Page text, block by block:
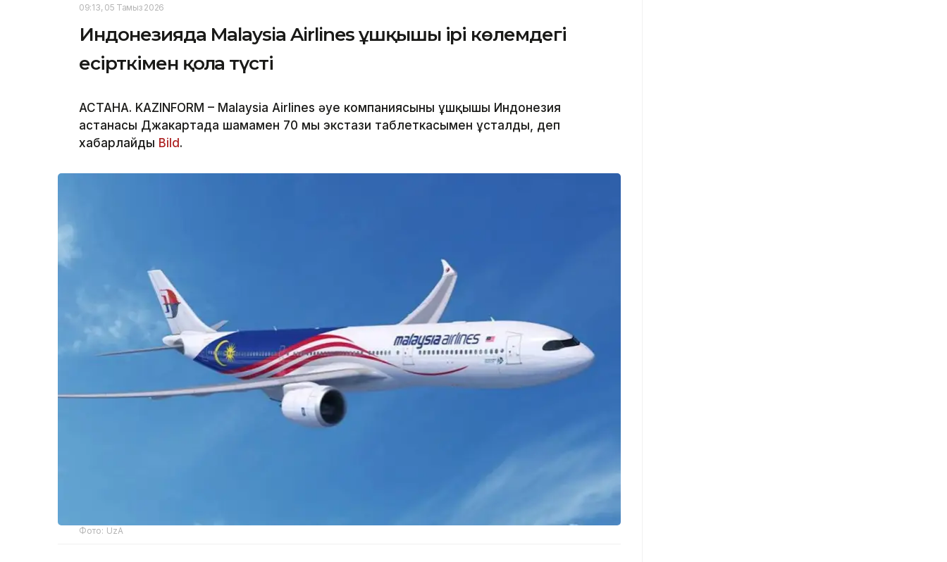
09:13, 05 Тамыз 2026
Индонезияда Malaysia Airlines ұшқышы ірі көлемдегі
есірткімен қолға түсті
АСТАНА. KAZINFORM – Malaysia Airlines әуе компаниясының ұшқышы Индонезия
астанасы Джакартада шамамен 70 мың экстази таблеткасымен ұсталды, деп
хабарлайды Bild .
Фото: UzA